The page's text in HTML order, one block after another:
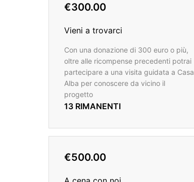
€300.00
Vieni a trovarci
Con una donazione di 300 euro o più,
oltre alle ricompense precedenti potrai
partecipare a una visita guidata a Casa
Alba per conoscere da vicino il
progetto
13 RIMANENTI
€500.00